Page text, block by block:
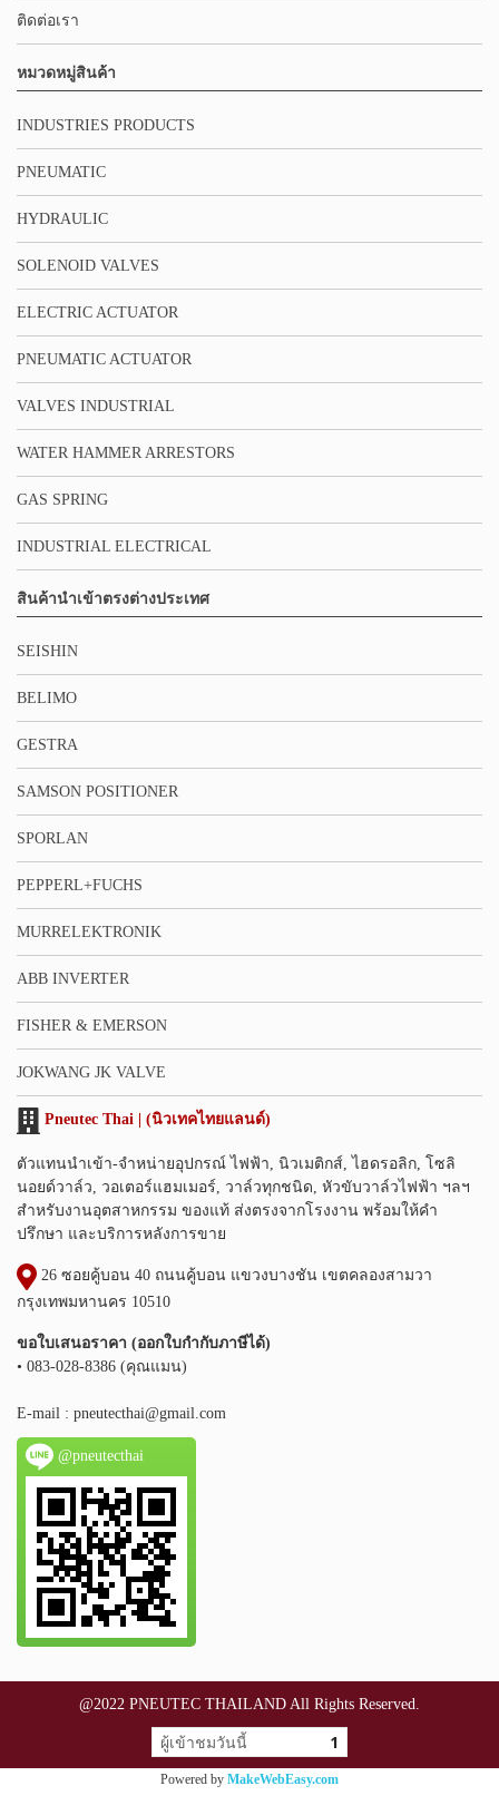
ติดต่อเรา
หมวดหมู่สินค้า
INDUSTRIES PRODUCTS
PNEUMATIC
HYDRAULIC
SOLENOID VALVES
ELECTRIC ACTUATOR
PNEUMATIC ACTUATOR
VALVES INDUSTRIAL
WATER HAMMER ARRESTORS
GAS SPRING
INDUSTRIAL ELECTRICAL
สินค้านำเข้าตรงต่างประเทศ
SEISHIN
BELIMO
GESTRA
SAMSON POSITIONER
SPORLAN
PEPPERL+FUCHS
MURRELEKTRONIK
ABB INVERTER
FISHER & EMERSON
JOKWANG JK VALVE
Pneutec Thai | (นิวเทคไทยแลนด์)
ตัวแทนนำเข้า-จำหน่ายอุปกรณ์ ไฟฟ้า, นิวเมติกส์, ไฮดรอลิก, โซลิ
นอยด์วาล์ว, วอเตอร์แฮมเมอร์, วาล์วทุกชนิด, หัวขับวาล์วไฟฟ้า ฯลฯ
สำหรับงานอุตสาหกรรม ของแท้ ส่งตรงจากโรงงาน พร้อมให้คำ
ปรึกษา และบริการหลังการขาย
26 ซอยคู้บอน 40 ถนนคู้บอน แขวงบางชัน เขตคลองสามวา
กรุงเทพมหานคร 10510
ขอใบเสนอราคา (ออกใบกำกับภาษีได้)
• 083-028-8386 (คุณแมน)
E-mail : pneutecthai@gmail.com
@pneutecthai
@2022 PNEUTEC THAILAND All Rights Reserved.
ผู้เข้าชมวันนี้ 1
Powered by MakeWebEasy.com